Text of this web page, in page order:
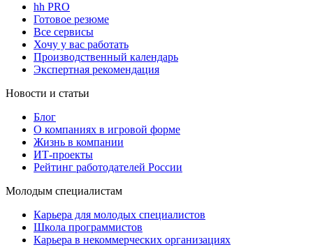
hh PRO
Готовое резюме
Все сервисы
Хочу у вас работать
Производственный календарь
Экспертная рекомендация
Новости и статьи
Блог
О компаниях в игровой форме
Жизнь в компании
ИТ-проекты
Рейтинг работодателей России
Молодым специалистам
Карьера для молодых специалистов
Школа программистов
Карьера в некоммерческих организациях